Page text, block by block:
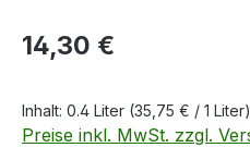
Regulärer Preis:
14,30 €
Inhalt: 0.4 Liter (35,75 € / 1 Liter)
Preise inkl. MwSt. zzgl.